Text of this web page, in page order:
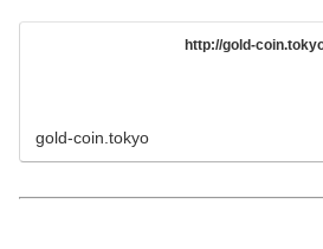
http://gold-
gold-coin.tokyo